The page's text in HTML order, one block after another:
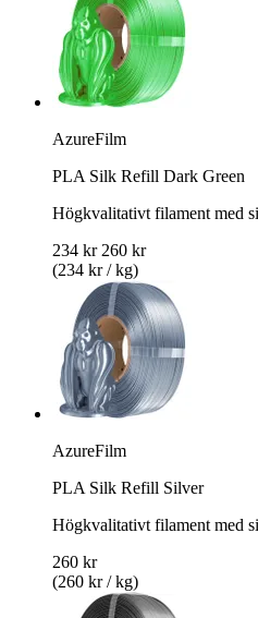
AzureFilm
PLA Silk Refill Dark Green
Högkvalitativt filament med
234 kr 260 kr
(234 kr / kg)
AzureFilm
PLA Silk Refill Silver
Högkvalitativt filament med
260 kr
(260 kr / kg)